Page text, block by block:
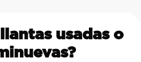
usadas o